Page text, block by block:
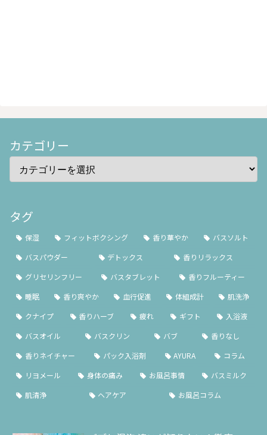
カテゴリー
タグ
保湿 フィットボクシング 香り華やか
バスソルト
バスパウダー
デトックス
香りリラックス
グリセリンフリー
バスタブレット
香りフルーティー
睡眠
香り爽やか 血行促進 体組成計
肌洗浄
クナイプ
香りハーブ 疲れ ギフト
入浴液
バスオイル
バスクリン バブ
香りなし
香りネイチャー
パック入浴剤 AYURA
コラム
リヨメール
身体の痛み お風呂事情
バスミルク
肌清浄
ヘアケア お風呂コラム